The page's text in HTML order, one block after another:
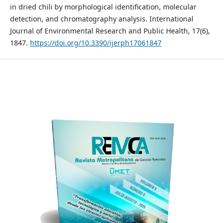
in dried chili by morphological identification, molecular
detection, and chromatography analysis. International
Journal of Environmental Research and Public Health, 17(6),
1847. https://doi.org/10.3390/ijerph17061847